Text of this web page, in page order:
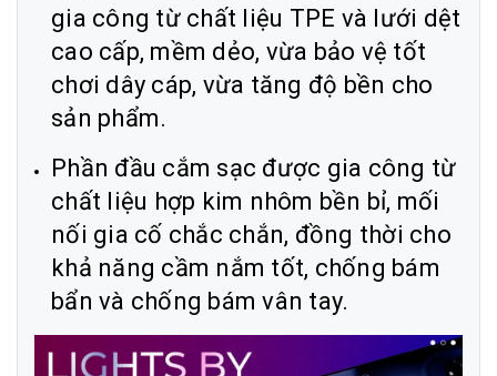
gia công từ chất liệu TPE và lưới dệt
cao cấp, mềm dẻo, vừa bảo vệ tốt
chơi dây cáp, vừa tăng độ bền cho
sản phẩm.
Phần đầu cắm sạc được gia công từ
chất liệu hợp kim nhôm bền bỉ, mối
nối gia cố chắc chắn, đồng thời cho
khả năng cầm nắm tốt, chống bám
bẩn và chống bám vân tay.